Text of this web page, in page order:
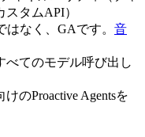
タムAPI）
はなく、GAです。 音
べてのモデル呼び出し
のProactive Agentsを